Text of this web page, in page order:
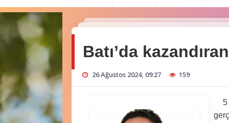
Batı’da
26 Ağustos 2024, 09:27 159
5